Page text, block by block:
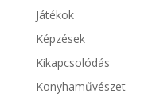
Játékok
Képzések
Kikapcsolódás
Konyhaművészet